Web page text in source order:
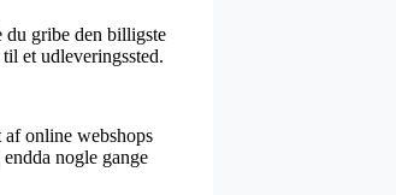
du gribe den billigste
et udleveringssted.
online webshops
nogle gange